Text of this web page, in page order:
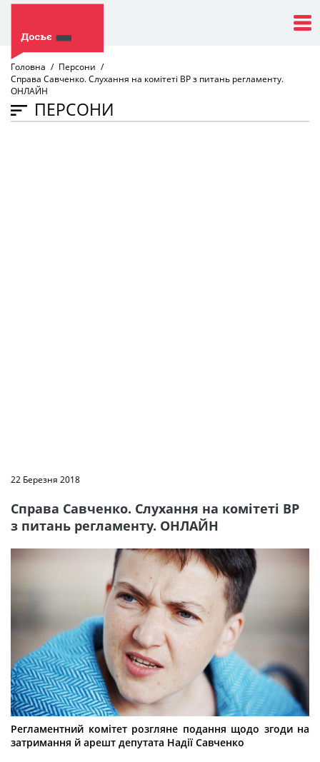
Головна
Персони
Справа Савченко. Слухання на комітеті ВР з питань регламенту.
ОНЛАЙН
ПЕРСОНИ
22 Березня 2018
Справа Савченко. Слухання на комітеті ВР
з питань регламенту. ОНЛАЙН
Регламентний комітет розгляне подання щодо згоди на
затримання й арешт депутата Надії Савченко